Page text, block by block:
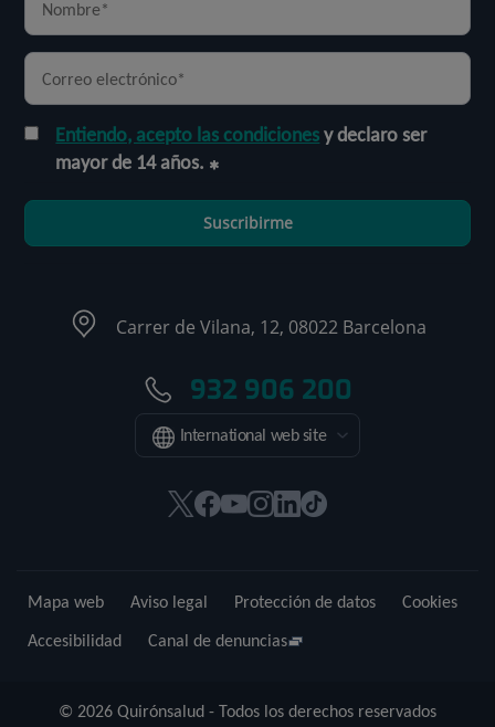
Entiendo, acepto las condicionesy declaro ser
mayor de 14 años.
Suscribirme
Carrer de Vilana, 12, 08022 Barcelona
932 906 200
International web site
Este
en
una
Este
en
una
Este
en
una
Este
en
una
Este
en
una
Enlace
externa.
© 2026 Quirónsalud - Todos los derechos reservados
Mapa web Aviso legal Protección de datos
Cookies
Accesibilidad
Canal de denuncias